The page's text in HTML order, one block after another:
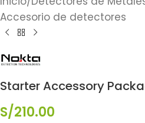
Accesorio de detectores
Starter Accessory
S/210.00